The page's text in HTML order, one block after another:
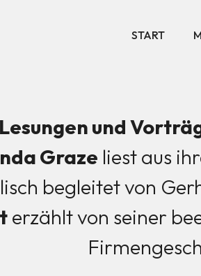
START
Lesungen und
Graze liest aus
begleitet von
erzählt von seiner